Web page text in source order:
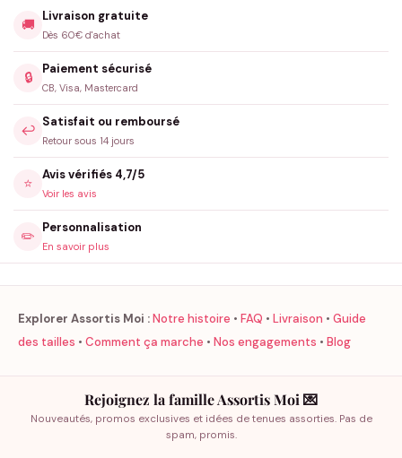
🚚
Livraison gratuite
Dès 60€ d'achat
🔒
Paiement sécurisé
CB, Visa, Mastercard
↩️
Satisfait ou remboursé
Retour sous 14 jours
⭐
Avis vérifiés 4,7/5
Voir les avis
✏️
Personnalisation
En savoir plus
Explorer Assortis Moi :Notre histoire • FAQ • Livraison • Guide
des tailles • Comment ça marche • Nos engagements • Blog
Rejoignez la famille Assortis Moi 💌
Nouveautés, promos exclusives et idées de tenues assorties. Pas de
spam, promis.